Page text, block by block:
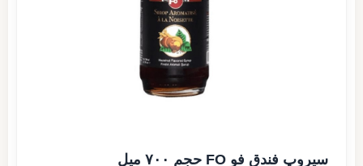
سیروپ فندق فو FO حجم ۷۰۰ میل